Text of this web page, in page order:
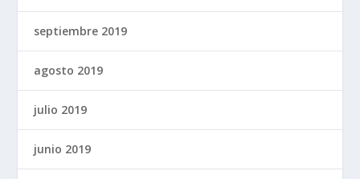
septiembre 2019
agosto 2019
julio 2019
junio 2019